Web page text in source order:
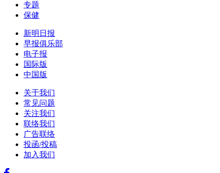
专题
保健
新明日报
早报俱乐部
电子报
国际版
中国版
关于我们
常见问题
关注我们
联络我们
广告联络
投函/投稿
加入我们